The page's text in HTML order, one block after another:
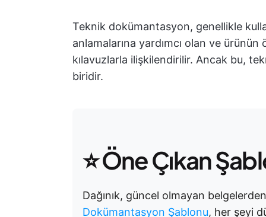
Teknik dokümantasyon, genellikle
anlamalarına yardımcı olan ve ürünün
kılavuzlarla ilişkilendirilir. Ancak bu,
biridir.
⭐ Öne Çıkan
Dağınık, güncel olmayan belgelerden
Dokümantasyon Şablonu, her şeyi